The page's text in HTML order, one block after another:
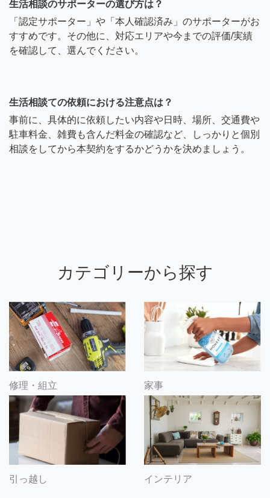
生活相談のサポーターの選び方は？
「認定サポーター」や「本人確認済み」のサポーターがお
すすめです。その他に、対応エリアや今までの評価/実績
を確認して、選んでください。
生活相談ての依頼における注意点は？
事前に、具体的に依頼したい内容や日時、場所、交通費や
駐車料金、雑費も含んだ料金の確認など、しっかりと個別
相談をしてから本契約をするかどうかを決めましょう。
カテゴリーから探す
修理・組立 家事
引っ越し インテリア